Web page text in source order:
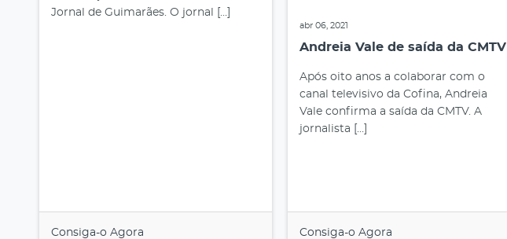
Jornal de Guimarães. O jornal […]
Consiga-o Agora
abr 06, 2021
Andreia Vale de saída da CMTV
Após oito anos a colaborar com o
canal televisivo da Cofina, Andreia
Vale confirma a saída da CMTV. A
jornalista […]
Consiga-o Agora